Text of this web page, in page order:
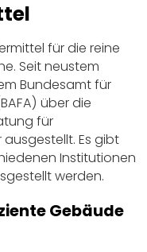
für die reine
Seit neustem
Bundesamt für
über die
für
Es gibt
Institutionen
werden.
Gebäude